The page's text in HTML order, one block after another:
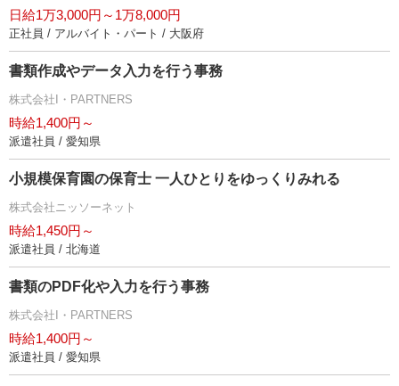
日給1万3,000円～1万8,000円
正社員 / アルバイト・パート / 大阪府
書類作成やデータ入力を行う事務
株式会社I・PARTNERS
時給1,400円～
派遣社員 / 愛知県
小規模保育園の保育士 一人ひとりをゆっくりみれる
株式会社ニッソーネット
時給1,450円～
派遣社員 / 北海道
書類のPDF化や入力を行う事務
株式会社I・PARTNERS
時給1,400円～
派遣社員 / 愛知県